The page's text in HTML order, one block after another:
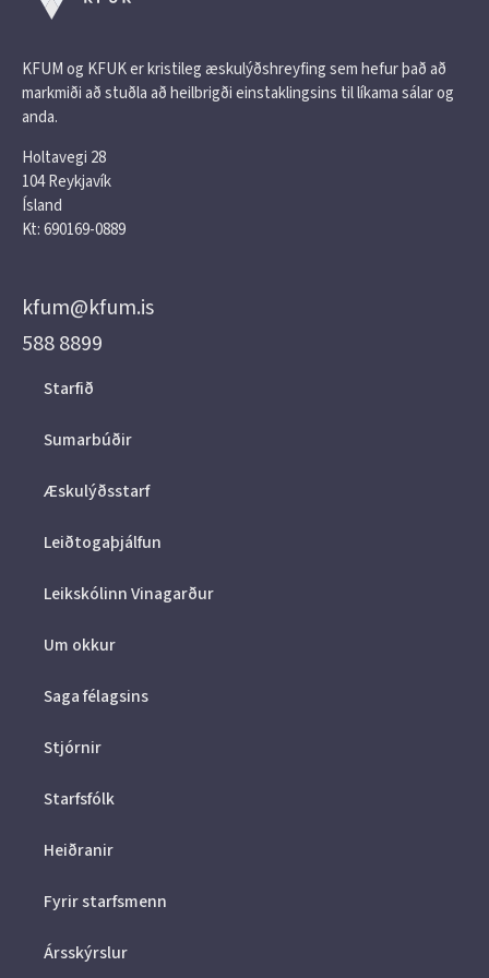
KFUM og KFUK er kristileg æskulýðshreyfing sem hefur það að
markmiði að stuðla að heilbrigði einstaklingsins til líkama sálar og
anda.
Holtavegi 28
104 Reykjavík
Ísland
Kt: 690169-0889
kfum@kfum.is
588 8899
Starfið
Sumarbúðir
Æskulýðsstarf
Leiðtogaþjálfun
Leikskólinn Vinagarður
Um okkur
Saga félagsins
Stjórnir
Starfsfólk
Heiðranir
Fyrir starfsmenn
Ársskýrslur